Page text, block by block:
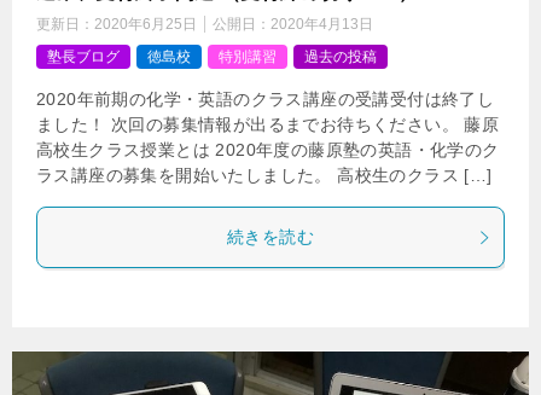
更新日： 2020年6月25日 公開日： 2020年4月13日
塾長ブログ
徳島校 特別講習 過去の投稿
2020年前期の化学・英語のクラス講座の受講受付は終了し
ました！ 次回の募集情報が出るまでお待ちください。 藤原
高校生クラス授業とは 2020年度の藤原塾の英語・化学のク
ラス講座の募集を開始いたしました。 高校生のクラス […]
続きを読む